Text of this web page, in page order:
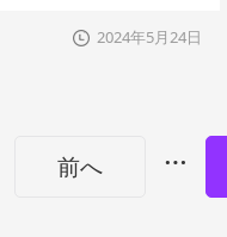
2024年5月24日
前へ …